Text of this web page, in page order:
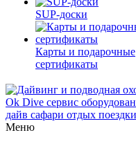
SUP-доски
Карты и подарочные
сертификаты
Меню